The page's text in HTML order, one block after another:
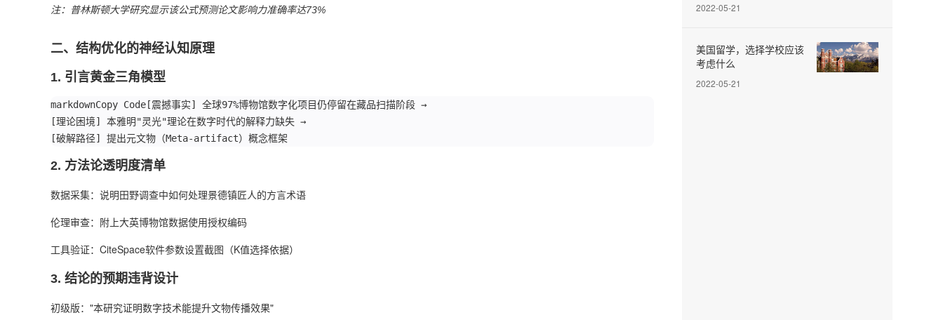
注：普林斯顿大学研究显示该公式预测论文影响力准确率达73%
二、结构优化的神经认知原理
1. ‌ 引言黄金三角模型
markdownCopy Code[震撼事实] 全球97%博物馆数字化项目仍停留在藏品扫描阶段 →
[理论困境] 本雅明"灵光"理论在数字时代的解释力缺失 →
[破解路径] 提出元文物（Meta-artifact）概念框架
2. ‌ 方法论透明度清单
数据采集：说明田野调查中如何处理景德镇匠人的方言术语
伦理审查：附上大英博物馆数据使用授权编码
工具验证：CiteSpace软件参数设置截图（K值选择依据）
3. ‌ 结论的预期违背设计
初级版："本研究证明数字技术能提升文物传播效果"
2022-05-21
美国留学，选择学校应该
考虑什么
2022-05-21